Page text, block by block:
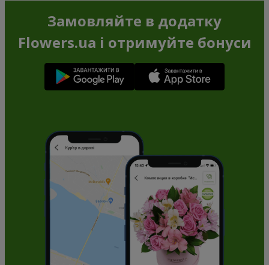
Замовляйте в додатку
Flowers.ua і отримуйте бонуси